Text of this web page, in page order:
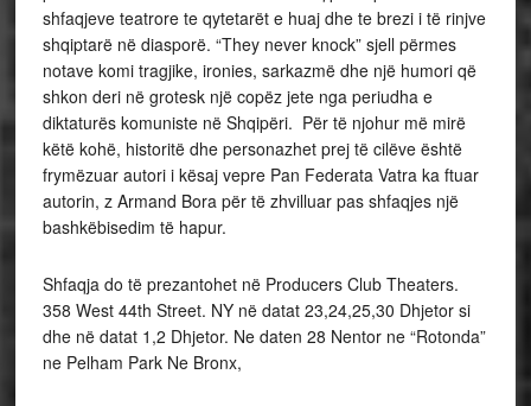
shfaqjeve teatrore te qytetarët e huaj dhe te brezi i të rinjve
shqiptarë në diasporë. “They never knock” sjell përmes
notave komi tragjike, ironies, sarkazmë dhe një humori që
shkon deri në grotesk një copëz jete nga periudha e
diktaturës komuniste në Shqipëri. Për të njohur më mirë
këtë kohë, historitë dhe personazhet prej të cilëve është
frymëzuar autori i kësaj vepre Pan Federata Vatra ka ftuar
autorin, z Armand Bora për të zhvilluar pas shfaqjes një
bashkëbisedim të hapur.
Shfaqja do të prezantohet në Producers Club Theaters.
358 West 44th Street. NY në datat 23,24,25,30 Dhjetor si
dhe në datat 1,2 Dhjetor. Ne daten 28 Nentor ne “Rotonda”
ne Pelham Park Ne Bronx,